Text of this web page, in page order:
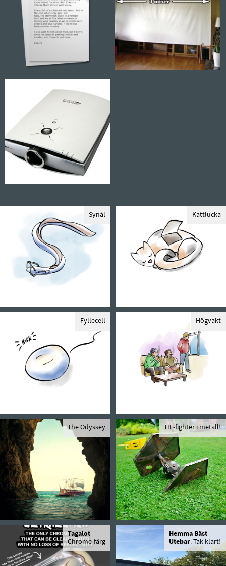
Synål Kattlucka
Fyllecell Högvakt
The Odyssey TIE-fighter i metall!
Tagalot
Chrome-färg
Hemma Bäst
Utebar: Tak klart!